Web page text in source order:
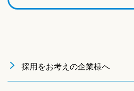
採用をお考えの企業様へ